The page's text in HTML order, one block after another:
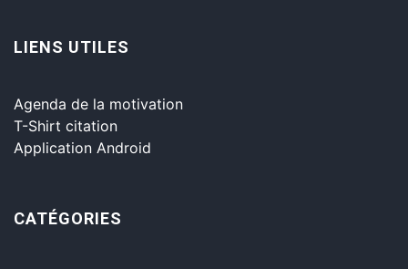
LIENS UTILES
Agenda de la motivation
T-Shirt citation
Application Android
CATÉGORIES